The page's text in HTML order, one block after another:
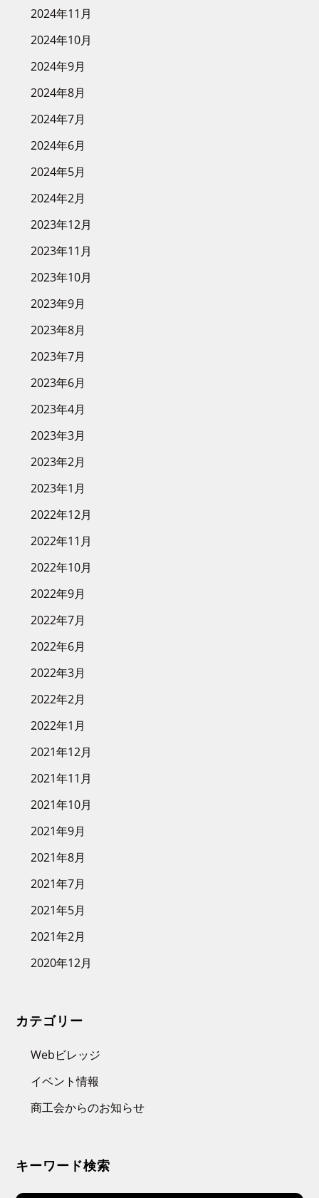
2024年11月
2024年10月
2024年9月
2024年8月
2024年7月
2024年6月
2024年5月
2024年2月
2023年12月
2023年11月
2023年10月
2023年9月
2023年8月
2023年7月
2023年6月
2023年4月
2023年3月
2023年2月
2023年1月
2022年12月
2022年11月
2022年10月
2022年9月
2022年7月
2022年6月
2022年3月
2022年2月
2022年1月
2021年12月
2021年11月
2021年10月
2021年9月
2021年8月
2021年7月
2021年5月
2021年2月
2020年12月
カテゴリー
Webビレッジ
イベント情報
商工会からのお知らせ
キーワード検索